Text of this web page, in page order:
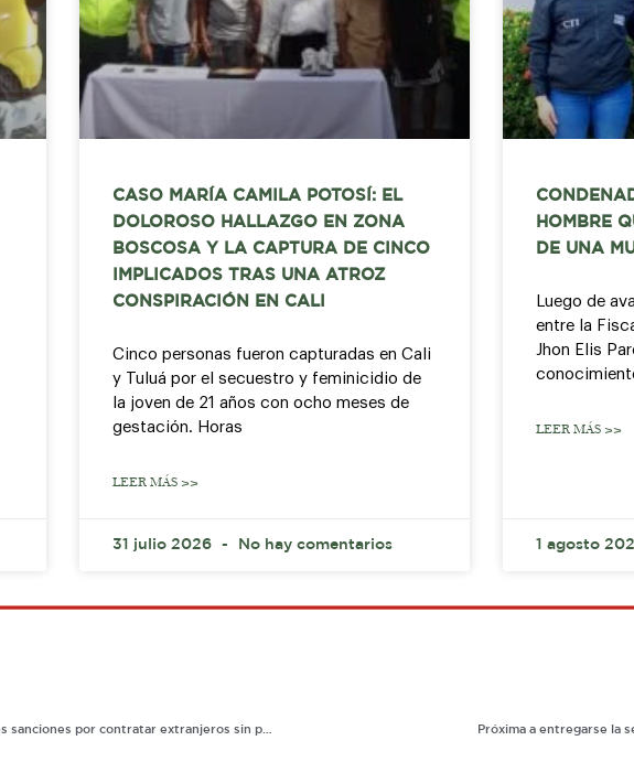
CASO MARÍA CAMILA POTOSÍ: EL
DOLOROSO HALLAZGO EN ZONA
BOSCOSA Y LA CAPTURA DE CINCO
IMPLICADOS TRAS UNA ATROZ
CONSPIRACIÓN EN CALI
Cinco personas fueron capturadas en Cali
y Tuluá por el secuestro y feminicidio de
la joven de 21 años con ocho meses de
gestación. Horas
LEER MÁS >>
31 julio 2026 No hay comentarios
HOMBRE
DE UNA
Luego de
entre la
Jhon Elis
LEER MÁS >>
1 agosto
Migración Colombia advierte a empresarios posibles sanciones por contratar extranjeros sin permiso de residencia Próxima a entregarse la